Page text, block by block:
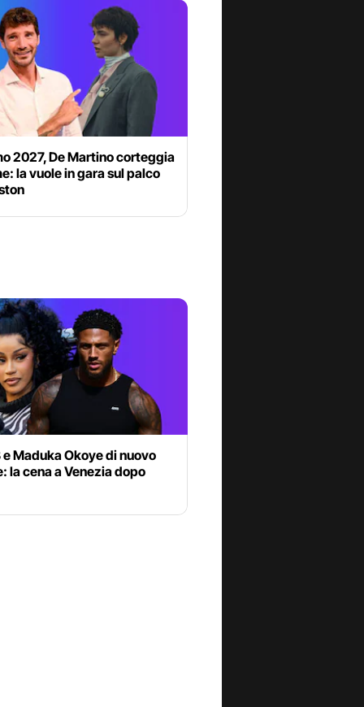
2027, De Martino corteggia
la vuole in gara sul palco
e Maduka Okoye di nuovo
la cena a Venezia dopo